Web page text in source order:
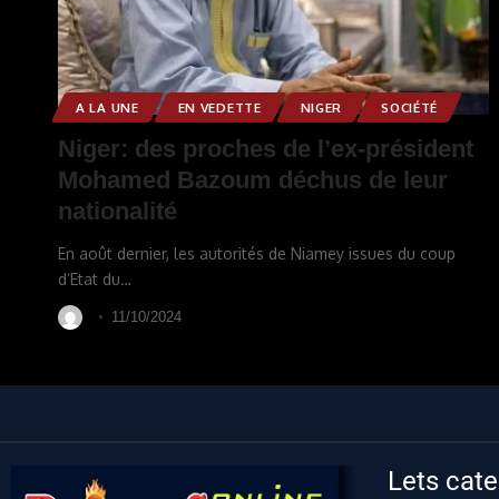
A LA UNE EN VEDETTE NIGER SOCIÉTÉ
Niger: des proches de l’ex-président
Mohamed Bazoum déchus de leur
nationalité
En août dernier, les autorités de Niamey issues du coup
d’Etat du…
11/10/2024
Lets